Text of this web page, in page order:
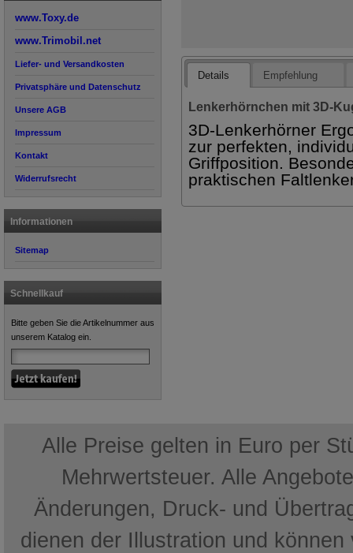
www.Toxy.de
www.Trimobil.net
Liefer- und Versandkosten
Privatsphäre und Datenschutz
Unsere AGB
Impressum
Kontakt
Widerrufsrecht
Informationen
Sitemap
Schnellkauf
Bitte geben Sie die Artikelnummer aus
unserem Katalog ein.
Details Empfehlung
Lenkerhörnchen mit 3D-
3D-Lenkerhörner
zur perfekten,
Griffposition.
praktischen
Alle Preise gelten in Euro per
Mehrwertsteuer. Alle
Änderungen, Druck- und
dienen der Illustration und